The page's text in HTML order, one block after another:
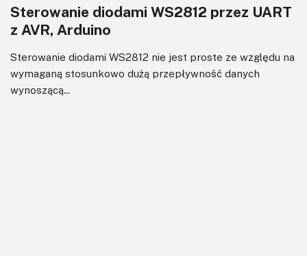
Sterowanie diodami WS2812 przez UART
z AVR, Arduino
Sterowanie diodami WS2812 nie jest proste ze względu na
wymaganą stosunkowo dużą przepływność danych
wynoszącą...